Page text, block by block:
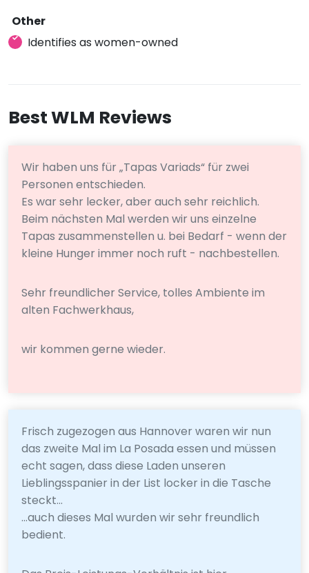
Other
Identifies as women-owned
Best WLM Reviews
Wir haben uns für „Tapas Variads“ für zwei
Personen entschieden.
Es war sehr lecker, aber auch sehr reichlich.
Beim nächsten Mal werden wir uns einzelne
Tapas zusammenstellen u. bei Bedarf - wenn der
kleine Hunger immer noch ruft - nachbestellen.
Sehr freundlicher Service, tolles Ambiente im
alten Fachwerkhaus,
wir kommen gerne wieder.
Frisch zugezogen aus Hannover waren wir nun
das zweite Mal im La Posada essen und müssen
echt sagen, dass diese Laden unseren
Lieblingsspanier in der List locker in die Tasche
steckt...
...auch dieses Mal wurden wir sehr freundlich
bedient.